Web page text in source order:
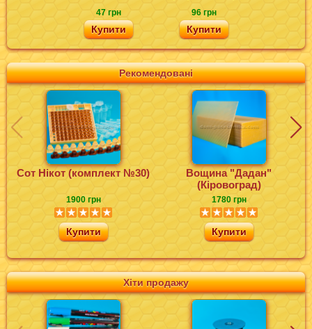
Хіти продажу
Рекомендовані
Сот Нікот (комплект №30)
1900 грн
Купити
Вощина "Дадан"
(Кіровоград)
1780 грн
Купити
47 грн
Купити
96 грн
Купити